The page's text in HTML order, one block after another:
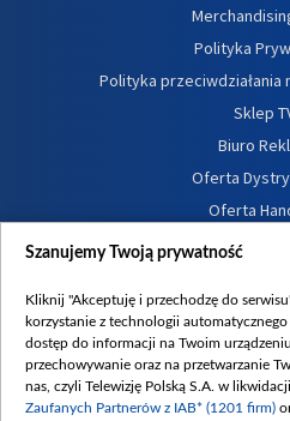
Polityka
Polityka przeciwdziałania
Sklep
Biuro
Oferta
Oferta
Procedura
Szanujemy Twoją prywatność
Kliknij "Akceptuję i przechodzę do
korzystanie z technologii automatycznego
dostęp do informacji na Twoim
przechowywanie oraz na przetwarzanie
nas, czyli Telewizję Polską S.A. w
Zaufanych Partnerów z IAB* (1201 firm)